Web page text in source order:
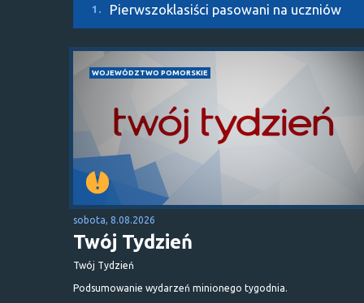
1. Pierwszoklasiści pasowani na uczniów
WOJEWÓDZTWO POMORSKIE
sobota, 8.08.2026
Twój Tydzień
Twój Tydzień
Podsumowanie wydarzeń minionego tygodnia.